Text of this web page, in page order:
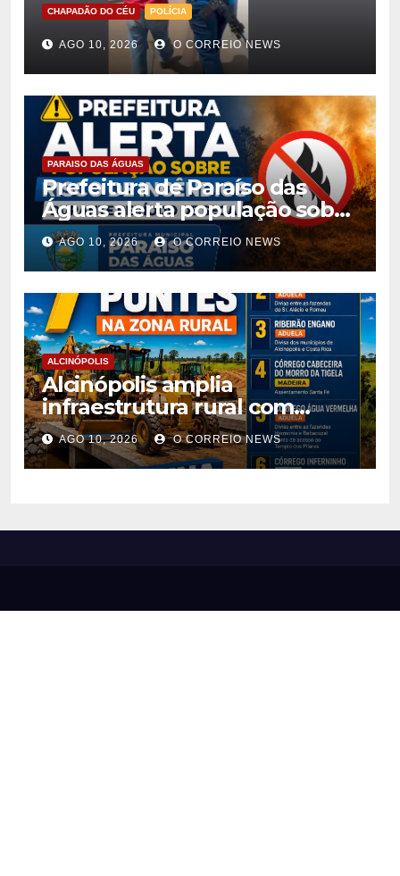
CHAPADÃO DO CÉU POLÍCIA
AGO 10, 2026 O CORREIO NEWS
PARAISO DAS ÁGUAS
Prefeitura de Paraíso das
Águas alerta população sobre
risco de incêndios durante
período de seca
AGO 10, 2026 O CORREIO NEWS
ALCINÓPOLIS
Alcinópolis amplia
infraestrutura rural com
construção de sete novas
pontes
AGO 10, 2026 O CORREIO NEWS